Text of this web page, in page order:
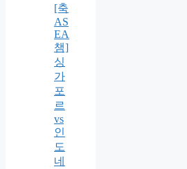
[축
AS
EA
챔]
싱
가
포
르
vs
인
도
네